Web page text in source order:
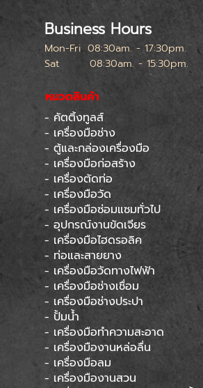
Business Hours
Mon-Fri 08:30am. - 17:30pm.
Sat
08:30am. - 15:30pm.
หยุดทุกเสาร์สุดท้ายของเดือน
หมวดสินค้า
- คัตติ้งทูลส์
- เครื่องมือช่าง
- ตู้และกล่องเครื่องมือ
- เครื่องมือก่อสร้าง
- เครื่องตัดท่อ
- เครื่องมือวัด
- เครื่องมือซ่อมแซมทั่วไป
- อุปกรณ์งานขัดเจียร
- เครื่องมือไฮดรอลิค
- ท่อและสายยาง
- เครื่องมือวัดทางไฟฟ้า
- เครื่องมือช่างเชื่อม
- เครื่องมือช่างประปา
- ปั้มน้ำ
- เครื่องมือทำความสะอาด
- เครื่องมืองานหล่อลื่น
- เครื่องมือลม
- เครื่องมืองานสวน